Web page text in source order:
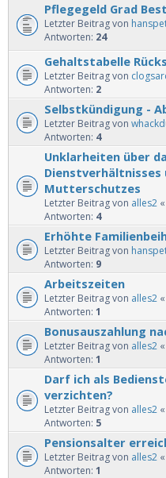
Pflegegeld Grad
Letzter Beitrag von
Antworten: 24
Gehaltstabelle
Letzter Beitrag von
Antworten: 2
Selbstkündigung -
Letzter Beitrag von
Antworten: 4
Unklarheiten über
Dienstverhältnisses
Mutterschutzes
Letzter Beitrag von alles2 «
Antworten: 4
Erhöhte
Letzter Beitrag von
Antworten: 9
Arbeitszeiten
Letzter Beitrag von alles2 «
Antworten: 1
Bonusauszahlung
Letzter Beitrag von alles2 «
Antworten: 1
Darf ich als
verzichten?
Letzter Beitrag von alles2 «
Antworten: 5
Pensionsalter
Letzter Beitrag von alles2 «
Antworten: 1